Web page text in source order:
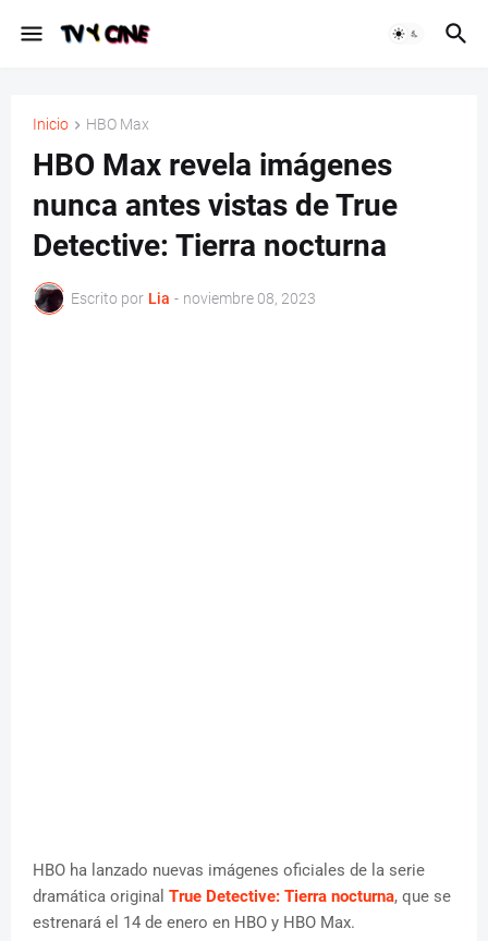
Inicio HBO Max
HBO Max revela imágenes
nunca antes vistas de True
Detective: Tierra nocturna
Escrito por Lia - noviembre 08, 2023
HBO ha lanzado nuevas imágenes oficiales de la serie
dramática original True Detective: Tierra nocturna, que se
estrenará el 14 de enero en HBO y HBO Max.